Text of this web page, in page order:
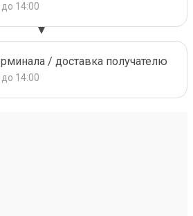
14:00
/ доставка получателю
14:00